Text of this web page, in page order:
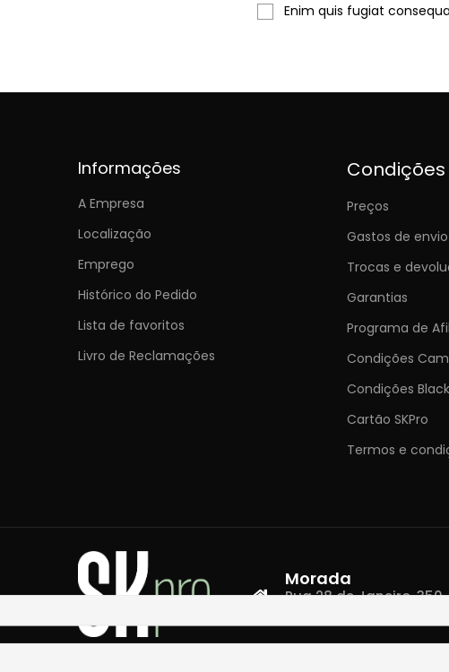
Enim quis fugiat
Informações
A Empresa
Localização
Emprego
Histórico do Pedido
Lista de favoritos
Livro de Reclamações
Condições
Preços
Gastos de envio
Trocas e
Garantias
Programa de
Condições
Condições
Cartão SKPro
Termos e
Morada
Rua 28 de Janeiro, 350